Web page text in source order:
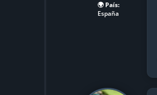
🌍 País:
España